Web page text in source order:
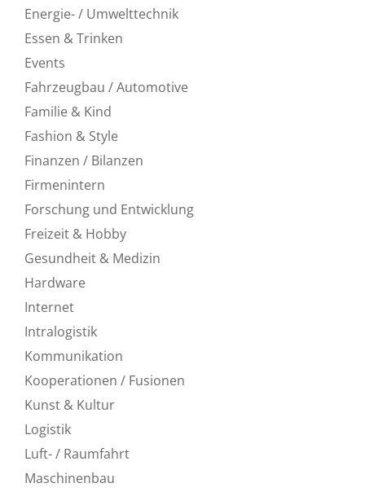
Energie- / Umwelttechnik
Essen & Trinken
Events
Fahrzeugbau / Automotive
Familie & Kind
Fashion & Style
Finanzen / Bilanzen
Firmenintern
Forschung und Entwicklung
Freizeit & Hobby
Gesundheit & Medizin
Hardware
Internet
Intralogistik
Kommunikation
Kooperationen / Fusionen
Kunst & Kultur
Logistik
Luft- / Raumfahrt
Maschinenbau